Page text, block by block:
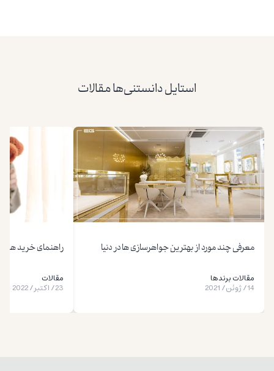
استایل دانستنی‌ها مقالات
معرفی چند مورد از بهترین جواهرسازی ها در دنیا
مقالات برندها
14
/ژوئن/
2021
راهنمای خرید
مقالات
23
/اکتبر/
2022